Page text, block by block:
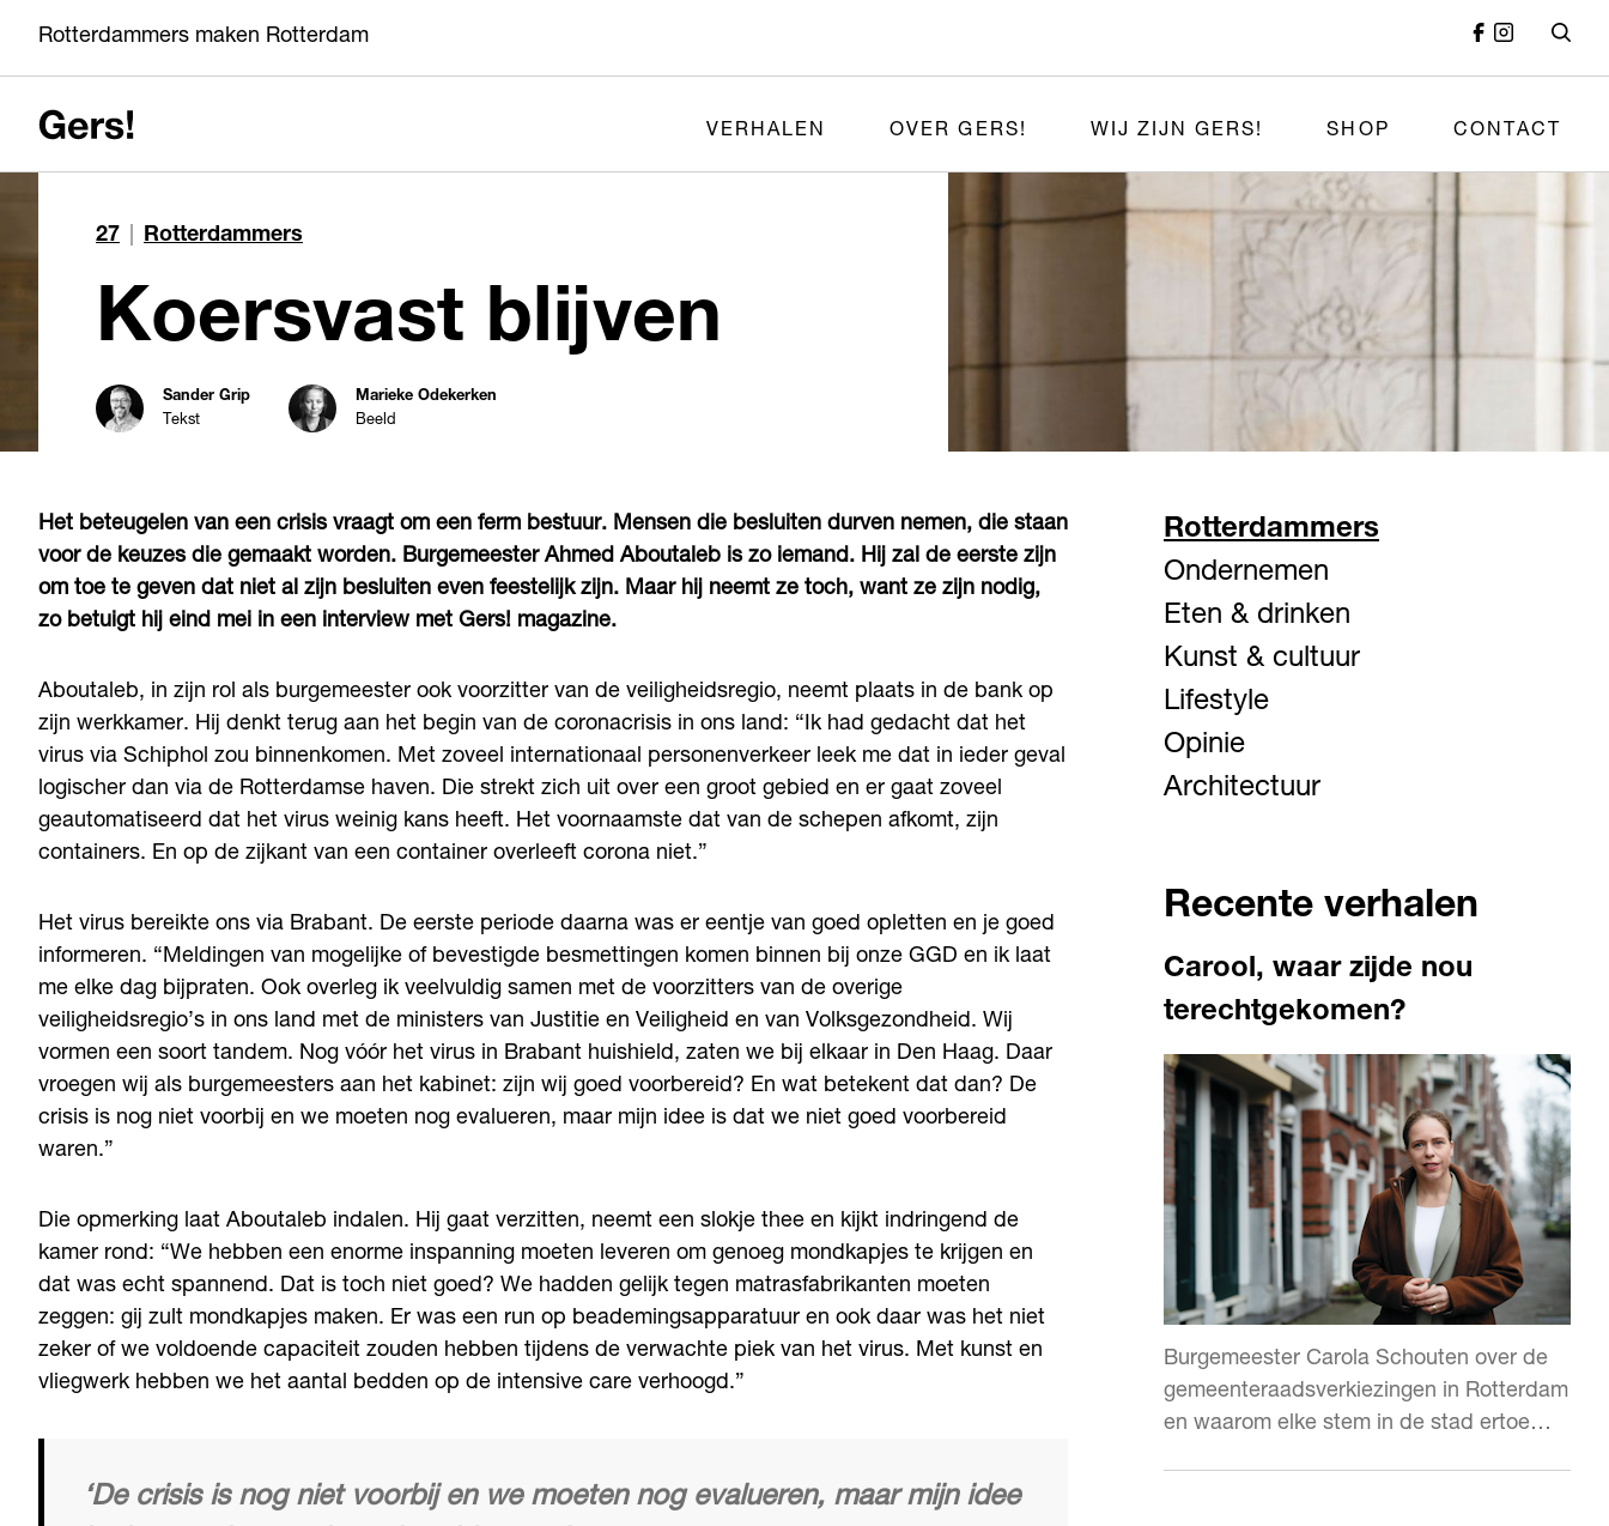
Rotterdammers maken Rotterdam
VERHALEN OVER GERS! WIJ ZIJN GERS! SHOP CONTACT
27 Rotterdammers
Koersvast blijven
Sander Grip
Tekst
Marieke Odekerken
Beeld
Het beteugelen van een crisis vraagt om een ferm bestuur. Mensen die besluiten durven nemen, die staan
voor de keuzes die gemaakt worden. Burgemeester Ahmed Aboutaleb is zo iemand. Hij zal de eerste zijn
om toe te geven dat niet al zijn besluiten even feestelijk zijn. Maar hij neemt ze toch, want ze zijn nodig,
zo betuigt hij eind mei in een interview met Gers! magazine.
Aboutaleb, in zijn rol als burgemeester ook voorzitter van de veiligheidsregio, neemt plaats in de bank op
zijn werkkamer. Hij denkt terug aan het begin van de coronacrisis in ons land: “Ik had gedacht dat het
virus via Schiphol zou binnenkomen. Met zoveel internationaal personenverkeer leek me dat in ieder geval
logischer dan via de Rotterdamse haven. Die strekt zich uit over een groot gebied en er gaat zoveel
geautomatiseerd dat het virus weinig kans heeft. Het voornaamste dat van de schepen afkomt, zijn
containers. En op de zijkant van een container overleeft corona niet.”
Het virus bereikte ons via Brabant. De eerste periode daarna was er eentje van goed opletten en je goed
informeren. “Meldingen van mogelijke of bevestigde besmettingen komen binnen bij onze GGD en ik laat
me elke dag bijpraten. Ook overleg ik veelvuldig samen met de voorzitters van de overige
veiligheidsregio’s in ons land met de ministers van Justitie en Veiligheid en van Volksgezondheid. Wij
vormen een soort tandem. Nog vóór het virus in Brabant huishield, zaten we bij elkaar in Den Haag. Daar
vroegen wij als burgemeesters aan het kabinet: zijn wij goed voorbereid? En wat betekent dat dan? De
crisis is nog niet voorbij en we moeten nog evalueren, maar mijn idee is dat we niet goed voorbereid
waren.”
Die opmerking laat Aboutaleb indalen. Hij gaat verzitten, neemt een slokje thee en kijkt indringend de
kamer rond: “We hebben een enorme inspanning moeten leveren om genoeg mondkapjes te krijgen en
dat was echt spannend. Dat is toch niet goed? We hadden gelijk tegen matrasfabrikanten moeten
zeggen: gij zult mondkapjes maken. Er was een run op beademingsapparatuur en ook daar was het niet
zeker of we voldoende capaciteit zouden hebben tijdens de verwachte piek van het virus. Met kunst en
vliegwerk hebben we het aantal bedden op de intensive care verhoogd.”
‘De crisis is nog niet voorbij en we moeten nog evalueren, maar mijn idee
Rotterdammers
Ondernemen
Eten & drinken
Kunst & cultuur
Lifestyle
Opinie
Architectuur
Recente verhalen
Carool, waar zijde nou
terechtgekomen?
Burgemeester Carola Schouten over de
gemeenteraadsverkiezingen in Rotterdam
en waarom elke stem in de stad ertoe